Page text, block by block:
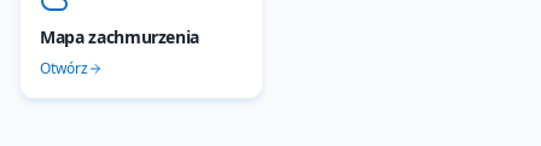
Mapa zachmurzenia
Otwórz